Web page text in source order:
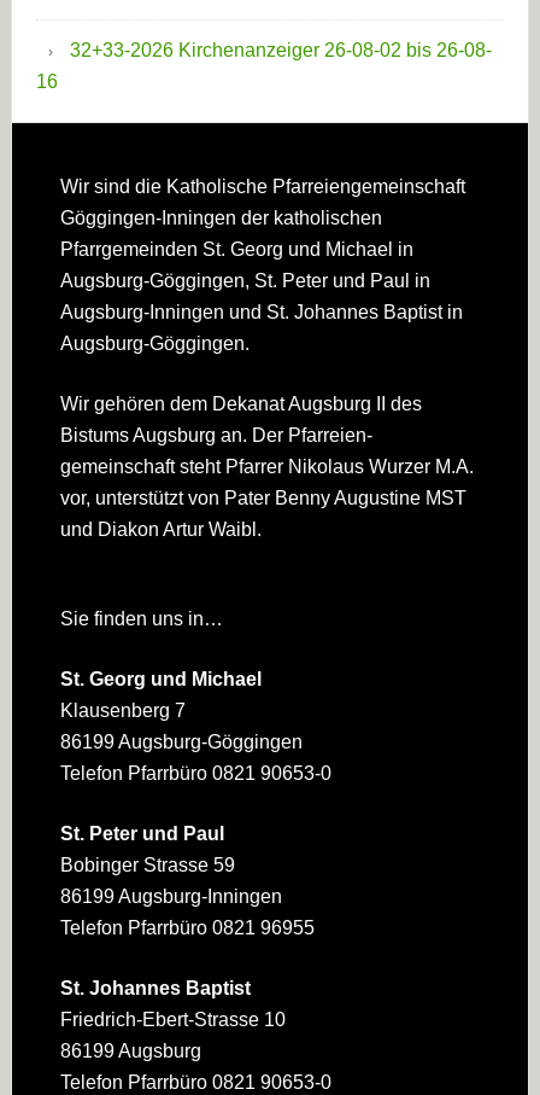
32+33-2026 Kirchenanzeiger 26-08-02 bis 26-08-
16
Footer
Wir sind die Katholische Pfarreien­gemeinschaft
Göggingen-Inningen der katholischen
Pfarrgemeinden St. Georg und Michael in
Augsburg-Göggingen, St. Peter und Paul in
Augsburg-Inningen und St. Johannes Baptist in
Augsburg-Göggingen.
Wir gehören dem Dekanat Augsburg II des
Bistums Augsburg an. Der Pfarreien­
gemeinschaft steht Pfarrer Nikolaus Wurzer M.A.
vor, unterstützt von Pater Benny Augustine MST
und Diakon Artur Waibl.
Sie finden uns in…
St. Georg und Michael
Klausenberg 7
86199 Augsburg-Göggingen
Telefon Pfarrbüro 0821 90653-0
St. Peter und Paul
Bobinger Strasse 59
86199 Augsburg-Inningen
Telefon Pfarrbüro 0821 96955
St. Johannes Baptist
Friedrich-Ebert-Strasse 10
86199 Augsburg
Telefon Pfarrbüro 0821 90653-0